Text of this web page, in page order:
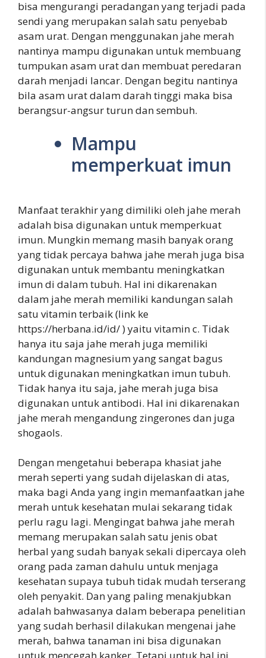
bisa mengurangi peradangan yang terjadi pada
sendi yang merupakan salah satu penyebab
asam urat. Dengan menggunakan jahe merah
nantinya mampu digunakan untuk membuang
tumpukan asam urat dan membuat peredaran
darah menjadi lancar. Dengan begitu nantinya
bila asam urat dalam darah tinggi maka bisa
berangsur-angsur turun dan sembuh.
Mampu
memperkuat imun
Manfaat terakhir yang dimiliki oleh jahe merah
adalah bisa digunakan untuk memperkuat
imun. Mungkin memang masih banyak orang
yang tidak percaya bahwa jahe merah juga bisa
digunakan untuk membantu meningkatkan
imun di dalam tubuh. Hal ini dikarenakan
dalam jahe merah memiliki kandungan salah
satu vitamin terbaik (link ke
https://herbana.id/id/ ) yaitu vitamin c. Tidak
hanya itu saja jahe merah juga memiliki
kandungan magnesium yang sangat bagus
untuk digunakan meningkatkan imun tubuh.
Tidak hanya itu saja, jahe merah juga bisa
digunakan untuk antibodi. Hal ini dikarenakan
jahe merah mengandung zingerones dan juga
shogaols.
Dengan mengetahui beberapa khasiat jahe
merah seperti yang sudah dijelaskan di atas,
maka bagi Anda yang ingin memanfaatkan jahe
merah untuk kesehatan mulai sekarang tidak
perlu ragu lagi. Mengingat bahwa jahe merah
memang merupakan salah satu jenis obat
herbal yang sudah banyak sekali dipercaya oleh
orang pada zaman dahulu untuk menjaga
kesehatan supaya tubuh tidak mudah terserang
oleh penyakit. Dan yang paling menakjubkan
adalah bahwasanya dalam beberapa penelitian
yang sudah berhasil dilakukan mengenai jahe
merah, bahwa tanaman ini bisa digunakan